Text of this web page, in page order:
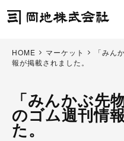
HOME マーケット
「みん
報が掲載されました。
「みんかぶ先
のゴム週刊情
た。